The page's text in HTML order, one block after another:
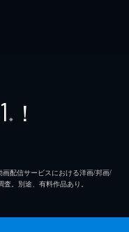
※ ！
配信サービスにおける洋画/邦画/
。別途、有料作品あり。